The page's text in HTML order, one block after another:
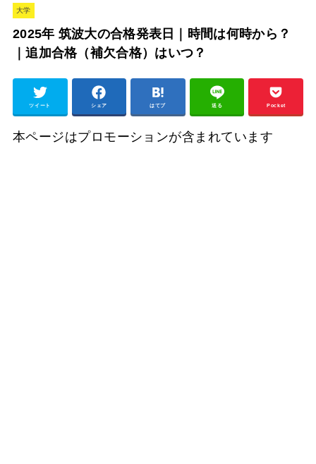
大学
2025年 筑波大の合格発表日｜時間は何時から？
｜追加合格（補欠合格）はいつ？
ツイート シェア はてブ 送る Pocket
本ページはプロモーションが含まれています